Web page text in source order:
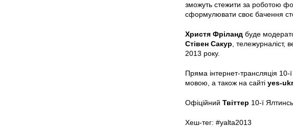
зможуть стежити за роботою
сформулювати своє бачення
Христя Фріланд буде
Стівен Сакур ,
2013 року.
Пряма інтернет-трансляція 10-ї
мовою, а також на сайті yes-
Офіційний Твіттер 10-ї
Хеш-тег: #yalta2013